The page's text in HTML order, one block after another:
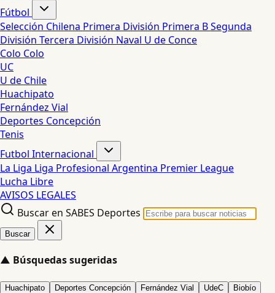
Fútbol
Selección Chilena Primera División Primera BSegunda
División Tercera División Naval U de Conce
Colo Colo
UC
U de Chile
Huachipato
Fernández Vial
Deportes Concepción
Tenis
Futbol Internacional
La Liga Liga Profesional Argentina Premier League
Lucha Libre
AVISOS LEGALES
Buscar en SABES Deportes
Buscar
▲ Búsquedas sugeridas
Huachipato Deportes Concepción Fernández Vial UdeC Biobío